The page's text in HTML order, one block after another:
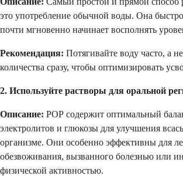
это употребление обычной воды. Она быстро
почти мгновенно начинает восполнять
Рекомендация: Потягивайте воду часто, а
количества сразу, чтобы оптимизировать
2. Используйте растворы для оральной
Описание: РОР содержит оптимальный
электролитов и глюкозы для улучшения
организме. Они особенно эффективны для
обезвоживания, вызванного болезнью или
физической активностью.